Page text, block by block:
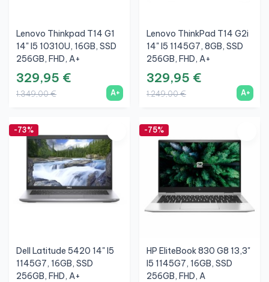
Lenovo Thinkpad T14 G1
14" I5 10310U, 16GB, SSD
256GB, FHD, A+
329,95 €
1.349,00 € A+
Lenovo ThinkPad T14 G2i
14" I5 1145G7, 8GB, SSD
256GB, FHD, A+
329,95 €
1.249,00 € A+
-73%
Dell Latitude 5420 14" I5
1145G7, 16GB, SSD
256GB, FHD, A+
-75%
HP EliteBook 830 G8 13,3"
I5 1145G7, 16GB, SSD
256GB, FHD, A